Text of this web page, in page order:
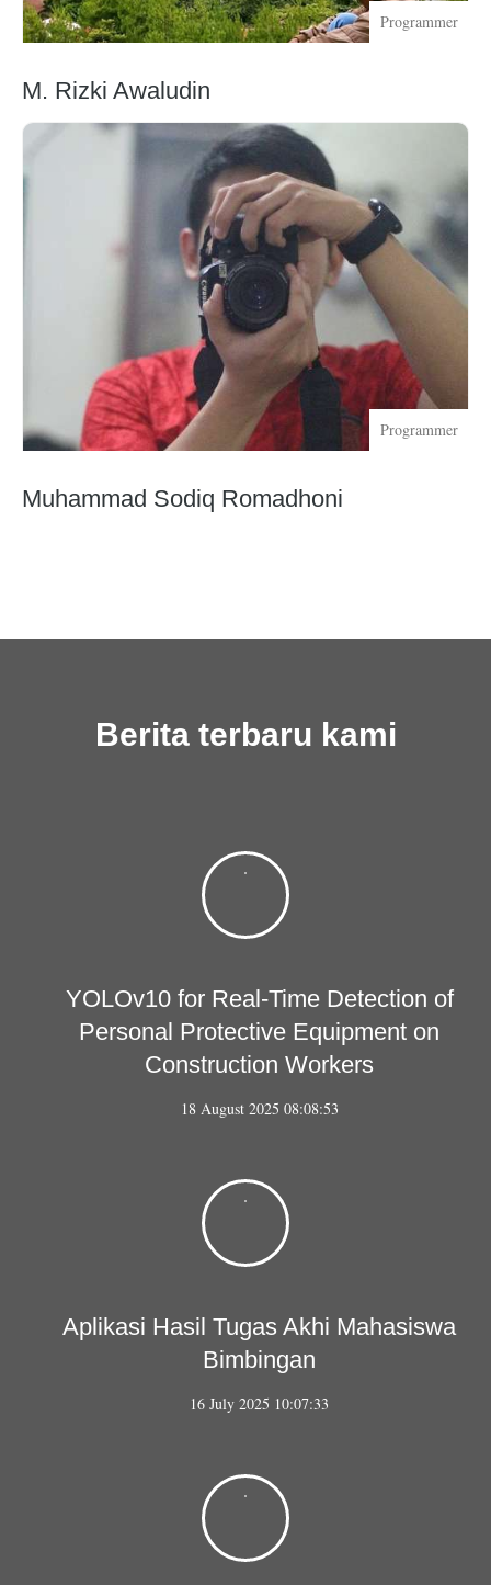
Programmer
M. Rizki Awaludin
Programmer
Muhammad Sodiq Romadhoni
Berita terbaru kami
YOLOv10 for Real-Time Detection of
Personal Protective Equipment on
Construction Workers
18 August 2025 08:08:53
Aplikasi Hasil Tugas Akhi Mahasiswa
Bimbingan
16 July 2025 10:07:33